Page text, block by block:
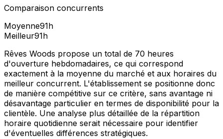
Comparaison concurrents
Moyenne91h
Meilleur91h
Rêves Woods propose un total de 70 heures
d'ouverture hebdomadaires, ce qui correspond
exactement à la moyenne du marché et aux horaires du
meilleur concurrent. L'établissement se positionne donc
de manière compétitive sur ce critère, sans avantage ni
désavantage particulier en termes de disponibilité pour la
clientèle. Une analyse plus détaillée de la répartition
horaire quotidienne serait nécessaire pour identifier
d'éventuelles différences stratégiques.